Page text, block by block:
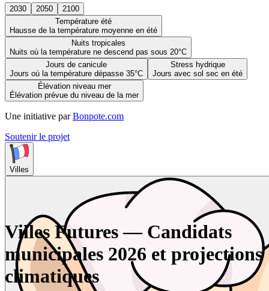
2030 2050
2100
Température été
Hausse de la température moyenne en été
Nuits tropicales
Nuits où la température ne descend pas sous 20°C
Jours de canicule
Jours où la température dépasse 35°C
Stress hydrique
Jours avec sol sec en été
Élévation niveau mer
Élévation prévue du niveau de la mer
Une initiative par Bonpote.com
Soutenir le projet
Villes
Villes Futures — Candidats
municipales 2026 et projections
climatiques